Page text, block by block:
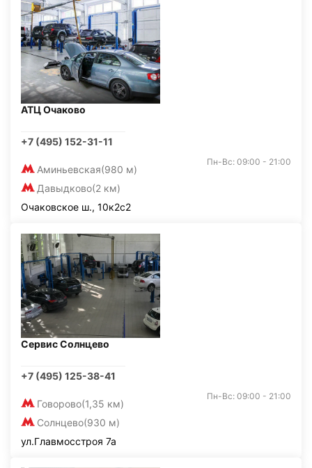
АТЦ Очаково
+7 (495) 152-31-11
Аминьевская(980 м)
Давыдково(2 км)
Пн-Вс: 09:00 - 21:00
Очаковское ш., 10к2с2
Сервис Солнцево
+7 (495) 125-38-41
Говорово(1,35 км)
Солнцево(930 м)
Пн-Вс: 09:00 - 21:00
ул.Главмосстроя 7а